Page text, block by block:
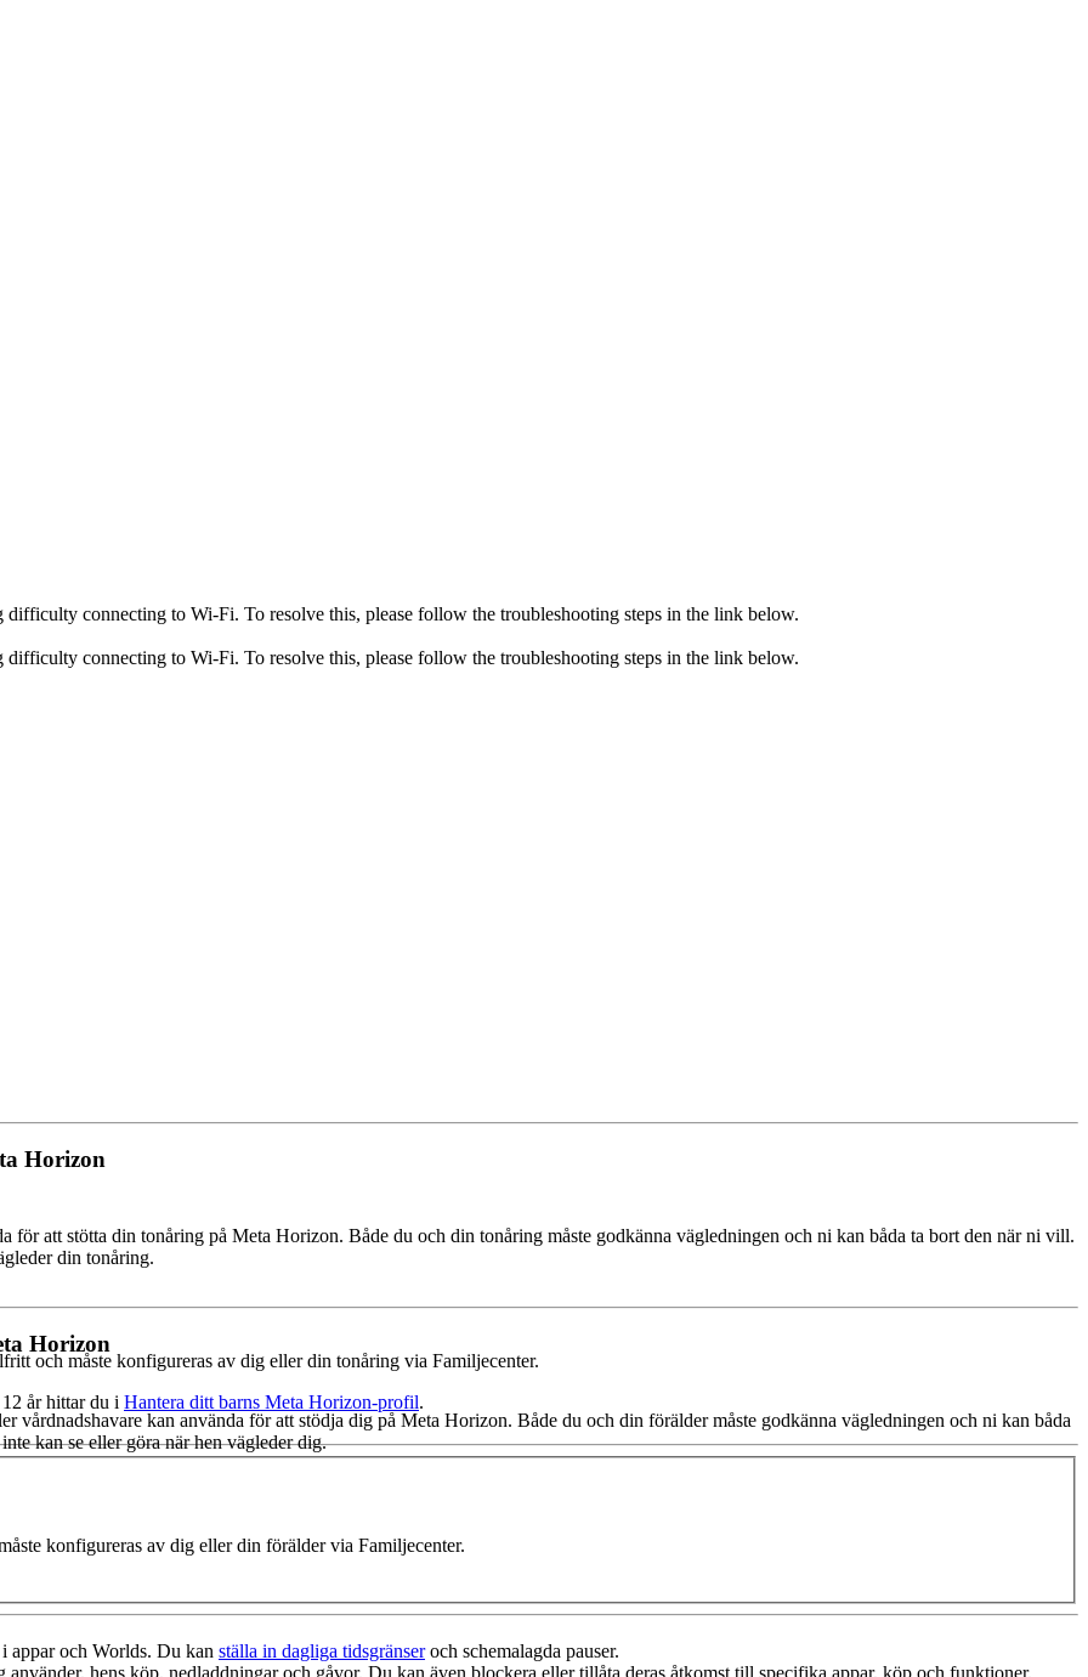
difficulty connecting to Wi-Fi. To resolve this, please follow the troubleshooting steps in the link below.
difficulty connecting to Wi-Fi. To resolve this, please follow the troubleshooting steps in the link below.
Horizon
för att stötta din tonåring på Meta Horizon. Både du och din tonåring måste godkänna vägledningen och ni kan båda ta bort den när ni vill.
din tonåring.
och måste konfigureras av dig eller din tonåring via Familjecenter.
år hittar du i Hantera ditt barns Meta Horizon-profil.
appar och Worlds. Du kan ställa in dagliga tidsgränseroch schemalagda pauser.
Horizon
vårdnadshavare kan använda för att stödja dig på Meta Horizon. Både du och din förälder måste godkänna vägledningen och ni kan båda
kan se eller göra när hen vägleder dig.
konfigureras av dig eller din förälder via Familjecenter.